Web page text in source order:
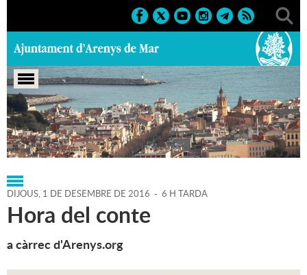
Portada > Regidories > Cultura > Agenda > 01-12-2016
DIJOUS, 1 DE DESEMBRE DE 2016 - 6 H TARDA
Hora del conte
a càrrec d'Arenys.org